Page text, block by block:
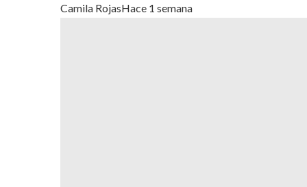
Camila RojasHace 1 semana